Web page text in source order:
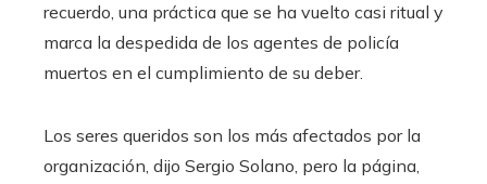
recuerdo, una práctica que se ha vuelto casi ritual y
marca la despedida de los agentes de policía
muertos en el cumplimiento de su deber.
Los seres queridos son los más afectados por la
organización, dijo Sergio Solano, pero la página,